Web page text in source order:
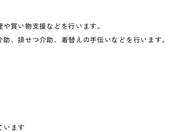
買い物支援などを行います。
、排せつ介助、着替えの手伝いなどを行います。
います